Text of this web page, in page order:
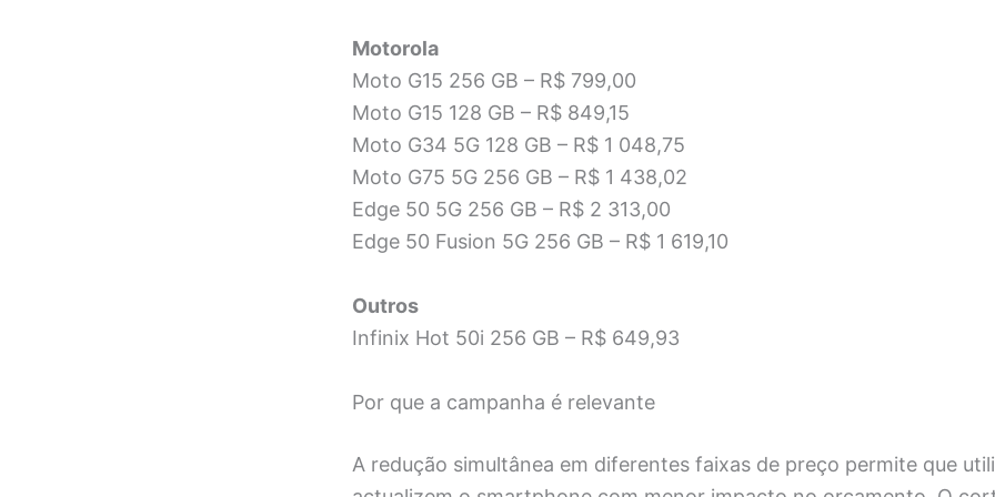
Motorola
Moto G15 256 GB – R$ 799,00
Moto G15 128 GB – R$ 849,15
Moto G34 5G 128 GB – R$ 1 048,75
Moto G75 5G 256 GB – R$ 1 438,02
Edge 50 5G 256 GB – R$ 2 313,00
Edge 50 Fusion 5G 256 GB – R$ 1 619,10
Outros
Infinix Hot 50i 256 GB – R$ 649,93
Por que a campanha é relevante
A redução simultânea em diferentes faixas de preço permite que